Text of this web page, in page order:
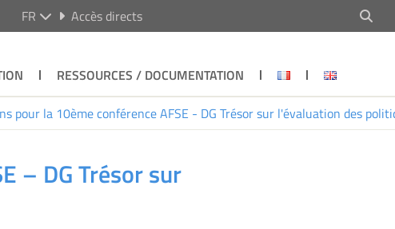
FR Accès directs
RESSOURCES / DOCUMENTATION
pour la 10ème conférence AFSE - DG Trésor sur l'évaluation des
– DG Trésor sur